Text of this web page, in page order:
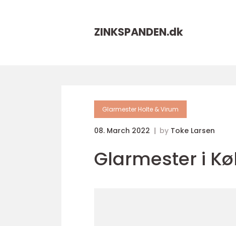
ZINKSPANDEN.dk
Glarmester Holte & Virum
08. March 2022 by Toke Larsen
Glarmester i